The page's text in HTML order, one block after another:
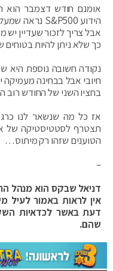
אומנם חודש דצמבר הוא
אבל צריך לזכור שעדיין יש מעל 25% מהשנים בהם דצמבר
כך שלא ניתן להיות בטוחים
נקודה חשובה נוספת היא
בחציו השני של החודש רוב
אז כל מה שנשאר לנו
תצטרף לסטטיסטיקה של
הטוענים שזהו רק מיתוס…
–
דניאל שבקס הוא מנהל
אין לראות באמור לעיל
דעת באשר לכדאיות
שהם.